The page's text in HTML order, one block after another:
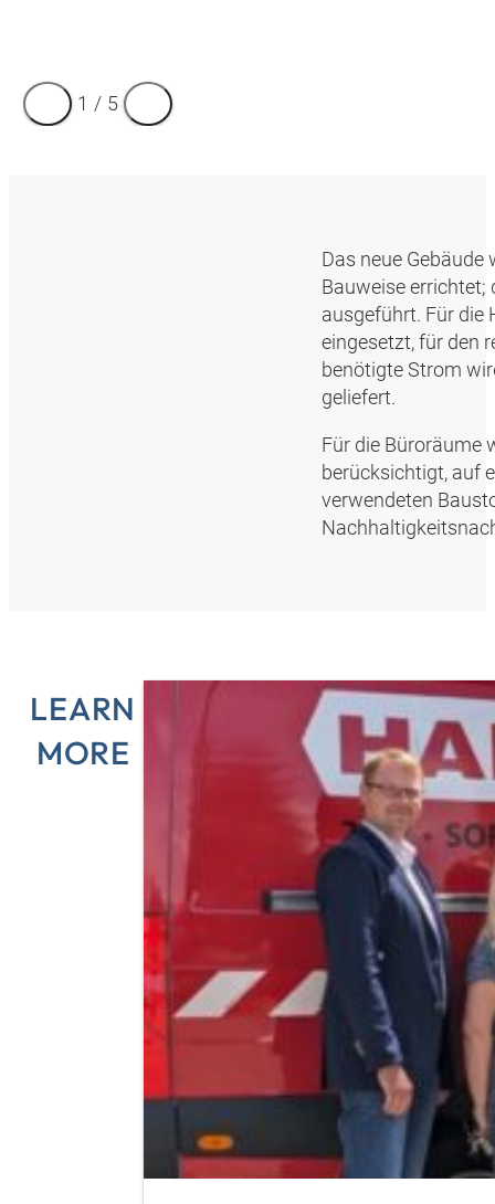
1 / 5
Das neue
Bauweise
ausgeführt. Für die
eingesetzt, für den
benötigte Strom
geliefert.
Für die Büroräume
berücksichtigt, auf
verwendeten
LEARN
MORE